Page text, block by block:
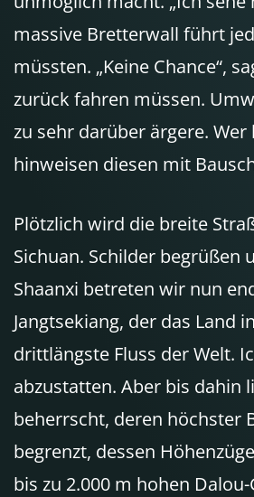
massive Bretterwall führt
müssten. „Keine Chance“,
zurück fahren müssen.
zu sehr darüber ärgere.
hinweisen diesen mit
Plötzlich wird die breite
Sichuan. Schilder begrüßen
Shaanxi betreten wir nun
Jangtsekiang, der das Land
drittlängste Fluss der Welt.
abzustatten. Aber bis dahin
beherrscht, deren höchster
begrenzt, dessen
bis zu 2.000 m hohen